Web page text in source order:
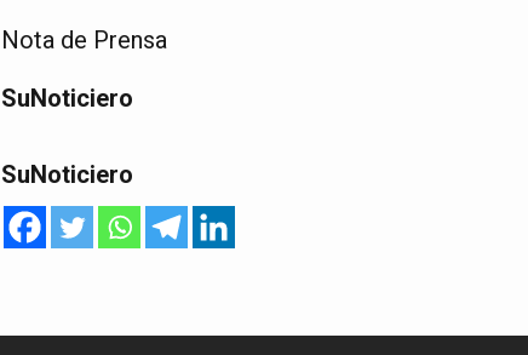
Nota de Prensa
SuNoticiero
SuNoticiero